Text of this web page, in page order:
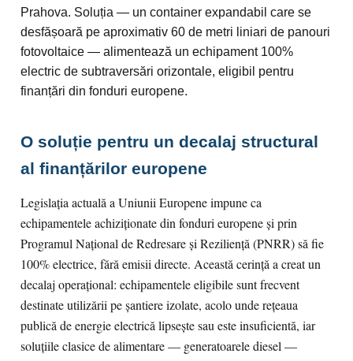
Prahova. Soluția — un container expandabil care se
desfășoară pe aproximativ 60 de metri liniari de panouri
fotovoltaice — alimentează un echipament 100%
electric de subtraversări orizontale, eligibil pentru
finanțări din fonduri europene.
O soluție pentru un decalaj structural
al finanțărilor europene
Legislația actuală a Uniunii Europene impune ca
echipamentele achiziționate din fonduri europene și prin
Programul Național de Redresare și Reziliență (PNRR) să fie
100% electrice, fără emisii directe. Această cerință a creat un
decalaj operațional: echipamentele eligibile sunt frecvent
destinate utilizării pe șantiere izolate, acolo unde rețeaua
publică de energie electrică lipsește sau este insuficientă, iar
soluțiile clasice de alimentare — generatoarele diesel —